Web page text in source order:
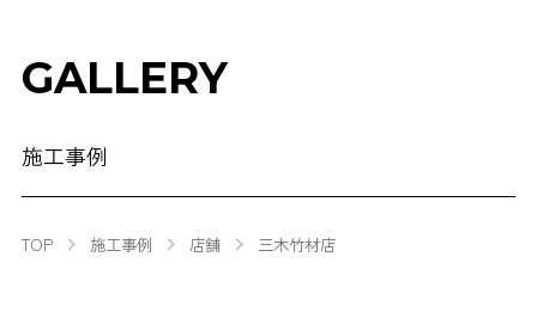
GALLERY
施工事例
TOP 施工事例 店舗 三木竹材店